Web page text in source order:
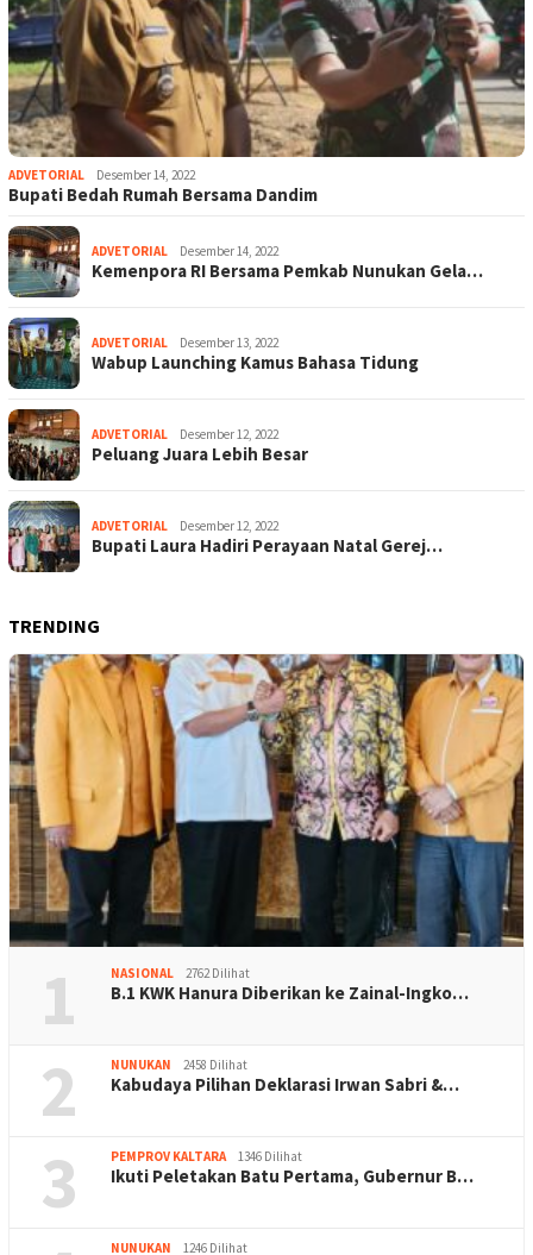
ADVETORIAL Desember 14, 2022
Bupati Bedah Rumah Bersama Dandim
ADVETORIAL Desember 14, 2022
Kemenpora RI Bersama Pemkab Nunukan Gela…
ADVETORIAL Desember 13, 2022
Wabup Launching Kamus Bahasa Tidung
ADVETORIAL Desember 12, 2022
Peluang Juara Lebih Besar
ADVETORIAL Desember 12, 2022
Bupati Laura Hadiri Perayaan Natal Gerej…
TRENDING
1 NASIONAL 2762 Dilihat
B.1 KWK Hanura Diberikan ke Zainal-Ingko…
2 NUNUKAN 2458 Dilihat
Kabudaya Pilihan Deklarasi Irwan Sabri &…
3 PEMPROV KALTARA 1346 Dilihat
Ikuti Peletakan Batu Pertama, Gubernur B…
NUNUKAN 1246 Dilihat